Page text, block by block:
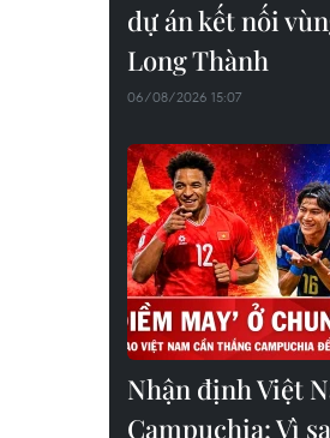
dự án kết nối
Long Thành
06/08/2026 15:07
Nhận định Việt
Campuchia: Vì